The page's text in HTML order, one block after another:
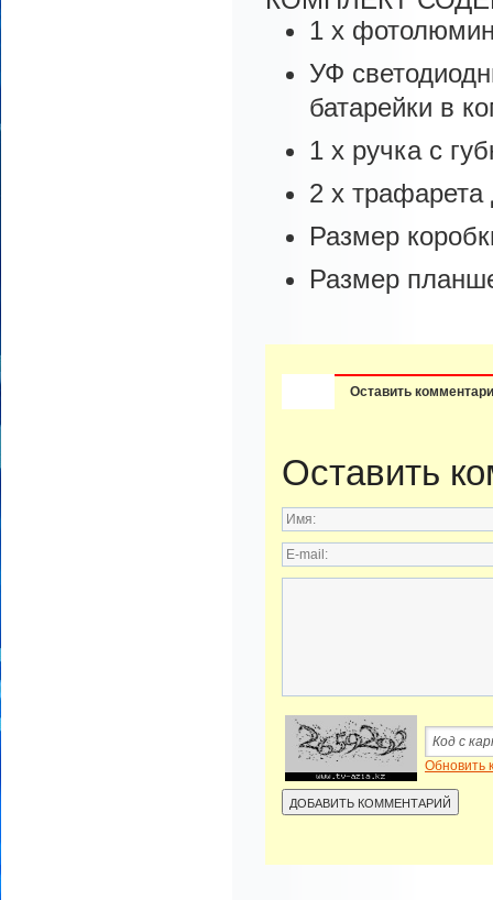
1 х
УФ
батарейки в
1 х ручка с
2 х
Размер
Размер
Оставить
Оставить
Обновить